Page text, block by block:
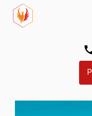
Panneau de gestion des